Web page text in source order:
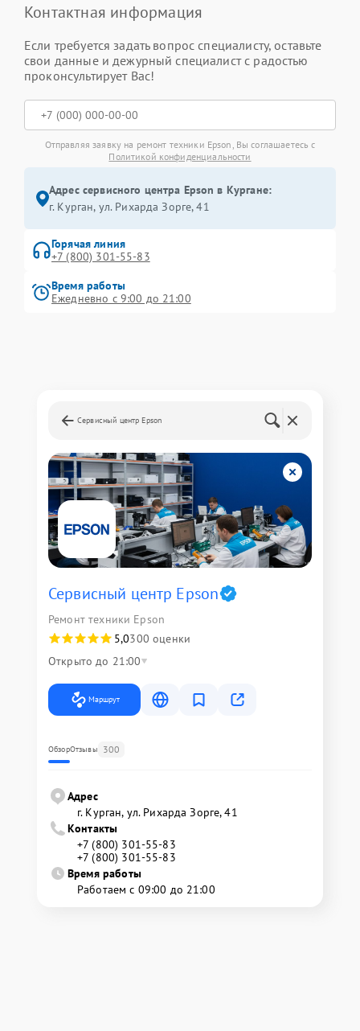
Контактная информация
Если требуется задать вопрос специалисту, оставьте
свои данные и дежурный специалист с радостью
проконсультирует Вас!
Отправляя заявку на ремонт техники Epson, Вы соглашаетесь с
Политикой конфиденциальности
Адрес сервисного центра Epson в Кургане:
г. Курган, ул. Рихарда Зорге, 41
Горячая линия
+7 (800) 301-55-83
Время работы
Ежедневно с 9:00 до 21:00
Сервисный центр Epson
Сервисный центр Epson
Ремонт техники Epson
5,0300 оценки
Открыто до 21:00
Маршрут
ОбзорОтзывы 300
Адрес
г. Курган, ул. Рихарда Зорге, 41
Контакты
+7 (800) 301-55-83
+7 (800) 301-55-83
Время работы
Работаем с 09:00 до 21:00